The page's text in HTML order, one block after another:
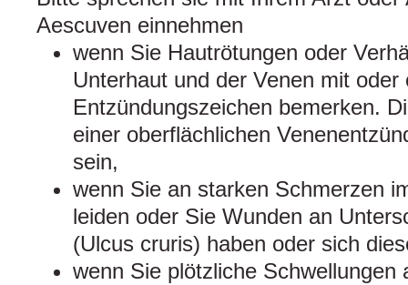
Aescuven einnehmen
wenn Sie Hautrötungen oder
Unterhaut und der Venen mit oder
Entzündungszeichen bemerken.
einer oberflächlichen
sein,
wenn Sie an starken Schmerzen
leiden oder Sie Wunden an
(Ulcus cruris) haben oder sich
wenn Sie plötzliche Schwellungen